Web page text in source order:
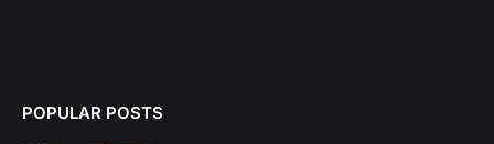
POPULAR POSTS